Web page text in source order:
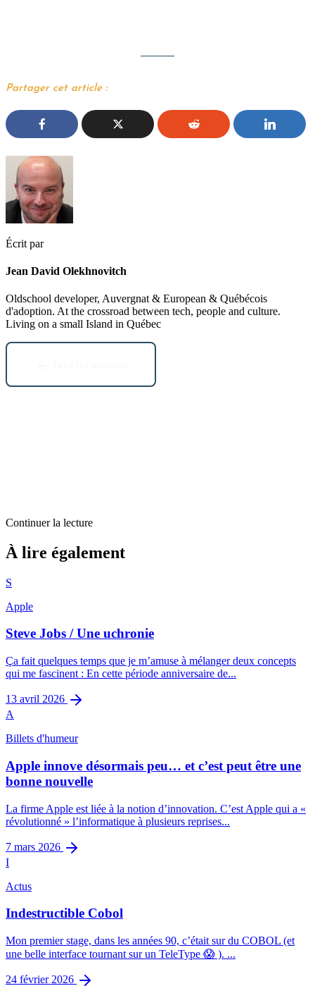
Partager cet article :
Écrit par
Jean David Olekhnovitch
Oldschool developer, Auvergnat & European & Québécois
d'adoption. At the crossroad between tech, people and culture.
Living on a small Island in Québec
Continuer la lecture
À lire également
S
Apple
Steve Jobs / Une uchronie
Ça fait quelques temps que je m’amuse à mélanger deux concepts
qui me fascinent : En cette période anniversaire de...
13 avril 2026
A
Billets d'humeur
Apple innove désormais peu… et c’est peut être une
bonne nouvelle
La firme Apple est liée à la notion d’innovation. C’est Apple qui a «
révolutionné » l’informatique à plusieurs reprises...
7 mars 2026
I
Actus
Indestructible Cobol
Mon premier stage, dans les années 90, c’était sur du COBOL (et
une belle interface tournant sur un TeleType 😱 ). ...
24 février 2026